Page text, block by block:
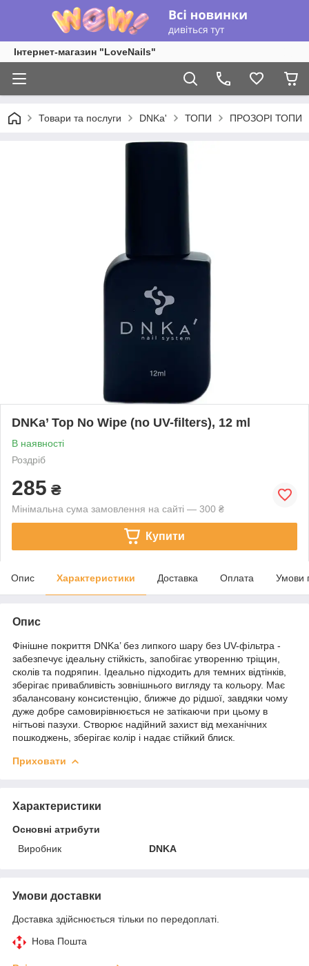
Інтернет-магазин "LoveNails"
Товари та послуги DNKa' ТОПИ ПРОЗОРІ ТОПИ
DNKa’ Top No Wipe (no UV-filters), 12 ml
В наявності
Роздріб
285 ₴
Мінімальна сума замовлення на сайті — 300 ₴
Купити
Опис Характеристики Доставка Оплата Умови
Опис
Фінішне покриття DNKa’ без липкого шару без UV-фільтра -
забезпечує ідеальну стійкість, запобігає утворенню тріщин,
сколів та подряпин. Ідеально підходить для темних відтінків,
зберігає привабливість зовнішнього вигляду та кольору. Має
збалансовану консистенцію, ближче до рідшої, завдяки чому
дуже добре самовирівнюється не затікаючи при цьому в
нігтьові пазухи. Створює надійний захист від механічних
пошкоджень, зберігає колір і надає стійкий блиск.
Приховати
Характеристики
Основні атрибути
Виробник
DNKA
Умови доставки
Доставка здійснюється тільки по передоплаті.
Нова Пошта